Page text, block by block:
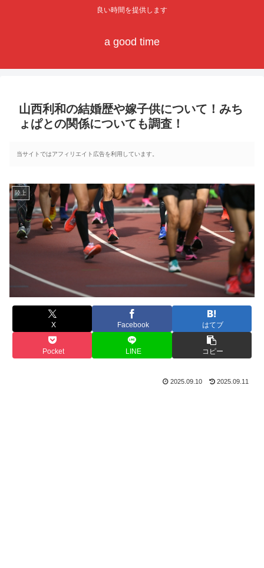
良い時間を提供します
a good time
山西利和の結婚歴や嫁子供について！みち
ょぱとの関係についても調査！
当サイトではアフィリエイト広告を利用しています。
陸上
X Facebook はてブ
Pocket LINE コピー
2025.09.10 2025.09.11